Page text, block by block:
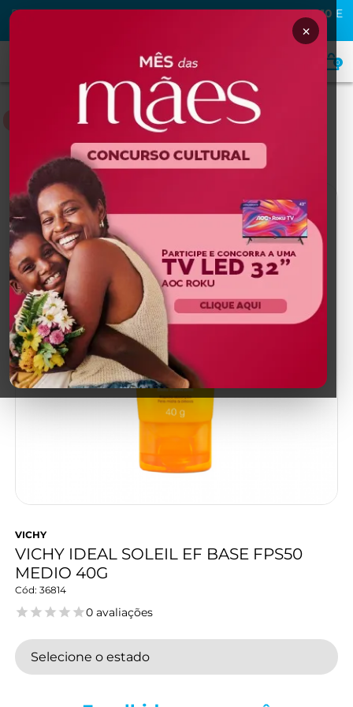
PRIMEIRA COMPRA NA MAFRA? USE O CUPOMMAFRA10 E
0
NUTRIÇÃO
NUTRIÇÃO
VICHY
VICHY IDEAL SOLEIL EF BASE FPS50
MEDIO 40G
36814
0 avaliações
Selecione o estado
×